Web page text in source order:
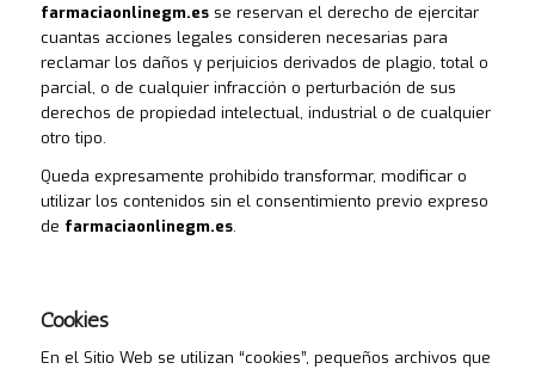
farmaciaonlinegm.esse reservan el derecho de ejercitar
cuantas acciones legales consideren necesarias para
reclamar los daños y perjuicios derivados de plagio, total o
parcial, o de cualquier infracción o perturbación de sus
derechos de propiedad intelectual, industrial o de cualquier
otro tipo.
Queda expresamente prohibido transformar, modificar o
utilizar los contenidos sin el consentimiento previo expreso
de farmaciaonlinegm.es.
Cookies
En el Sitio Web se utilizan “cookies”, pequeños archivos que